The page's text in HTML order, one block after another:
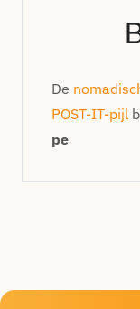
De
POST-IT-pijl
pe